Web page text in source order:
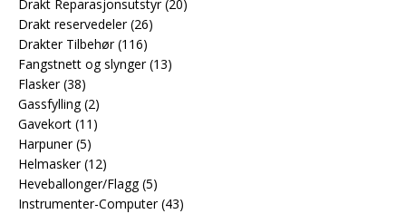
Drakt Reparasjonsutstyr (20)
Drakt reservedeler (26)
Drakter Tilbehør (116)
Fangstnett og slynger (13)
Flasker (38)
Gassfylling (2)
Gavekort (11)
Harpuner (5)
Helmasker (12)
Heveballonger/Flagg (5)
Instrumenter-Computer (43)